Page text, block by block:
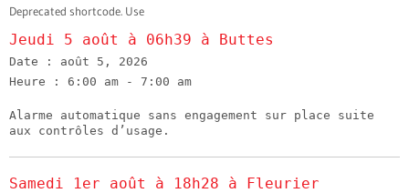
Deprecated shortcode. Use
Jeudi 5 août à 06h39 à Buttes
Date : août 5, 2026
Heure : 6:00 am - 7:00 am
Alarme automatique sans engagement sur place suite
aux contrôles d’usage.
Samedi 1er août à 18h28 à Fleurier